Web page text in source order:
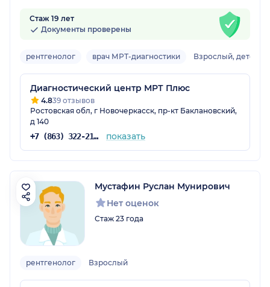
Стаж 19 лет
Документы проверены
рентгенолог врач МРТ-диагностики Взрослый, детский
Диагностический центр МРТ Плюс
4.839 отзывов
Ростовская обл, г Новочеркасск, пр-кт Баклановский,
д 140
+7 (863) 322-21-93 показать
Мустафин Руслан Мунирович
Нет оценок
Стаж 23 года
рентгенолог Взрослый